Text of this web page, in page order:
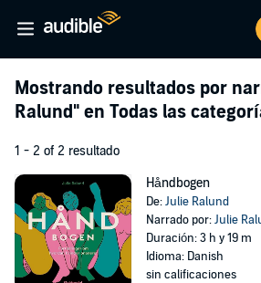
Mostrando resultados por
Ralund" en Todas las
1 - 2 of 2 resultado
Håndbogen
De:Julie Ralund
Narrado por:Julie
Duración: 3 h y 19 m
Idioma: Danish
sin calificaciones